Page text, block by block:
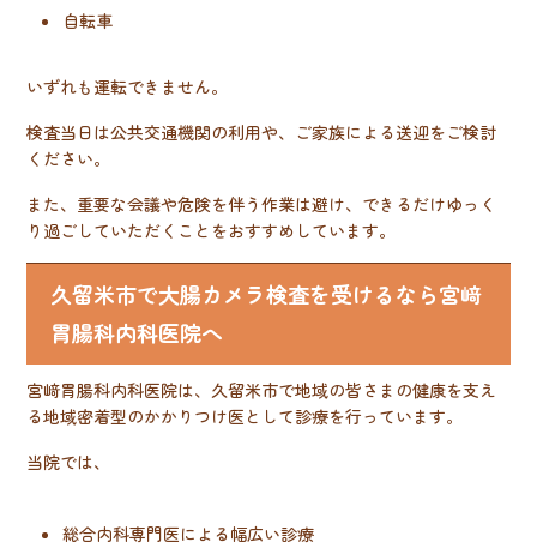
自転車
いずれも運転できません。
検査当日は公共交通機関の利用や、ご家族による送迎をご検討
ください。
また、重要な会議や危険を伴う作業は避け、できるだけゆっく
り過ごしていただくことをおすすめしています。
久留米市で大腸カメラ検査を受けるなら宮﨑
胃腸科内科医院へ
宮﨑胃腸科内科医院は、久留米市で地域の皆さまの健康を支え
る地域密着型のかかりつけ医として診療を行っています。
当院では、
総合内科専門医による幅広い診療